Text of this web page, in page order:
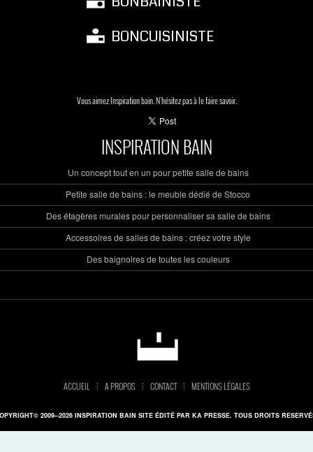
BONCUISINISTE
Vous aimez Inspiration bain. N'hésitez pas à le faire savoir.
INSPIRATION BAIN
Un concept tout en un pour petite salle de bains
Petite salle de bains : le meuble dédié de Stocco
Des étagères murales pour personnaliser sa salle de bains
Accessoires de salles de bains : créez votre style
Des baignoires de toutes les couleurs
ACCUEIL A PROPOS CONTACT MENTIONS LÉGALES
2009--2026 INSPIRATION BAIN SITE ÉDITÉ PAR KA PRESSE. TOUS DROITS